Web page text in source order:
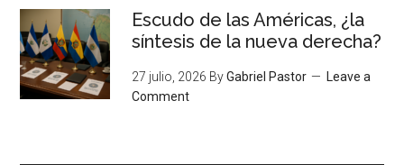
Escudo de las Américas, ¿la
síntesis de la nueva derecha?
27 julio, 2026 ByGabriel Pastor
Leave a
Comment